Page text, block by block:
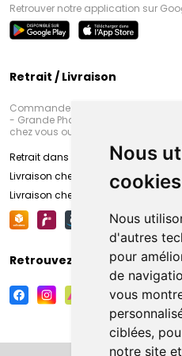
Nous
cookies
Nous
d'autres
pour
de
vous
ciblées,
notre site
Retrouver notre application sur
Retrait / Livraison
Commandez en ligne et venez
- Grande Pharmacie d’Amiens
chez vous ou en point retrait
Retrait dans la pharmacie
Livraison chez vous
Livraison chez votre commerçant
Retrouvez-nous sur vos